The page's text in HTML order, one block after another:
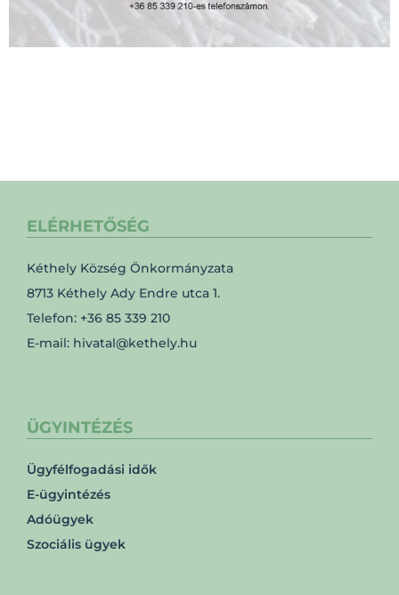
ELÉRHETŐSÉG
Kéthely Község Önkormányzata
8713 Kéthely Ady Endre utca 1.
Telefon: +36 85 339 210
E-mail: hivatal@kethely.hu
ÜGYINTÉZÉS
Ügyfélfogadási idők
E-ügyintézés
Adóügyek
Szociális ügyek